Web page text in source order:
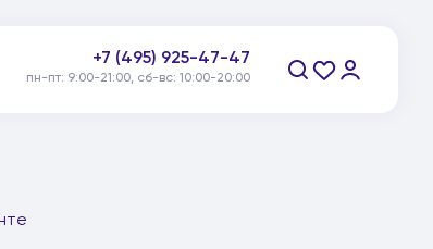
+7 (495) 925-47-47
пн-пт: 9:00-21:00, сб-вс: 10:00-20:00